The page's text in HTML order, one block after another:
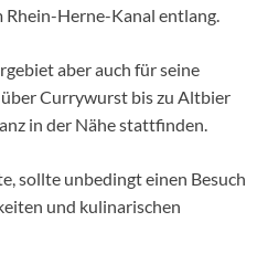
Rhein-Herne-Kanal entlang.
aber auch für seine
Currywurst bis zu Altbier
in der Nähe stattfinden.
sollte unbedingt einen Besuch
und kulinarischen